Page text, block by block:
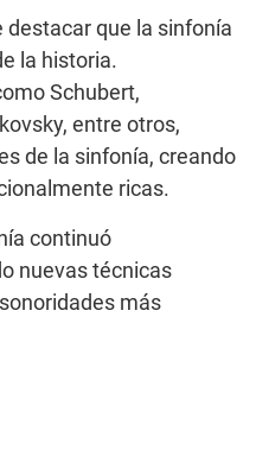
que la sinfonía
la historia.
Schubert,
entre otros,
de la sinfonía, creando
ricas.
continuó
nuevas técnicas
más